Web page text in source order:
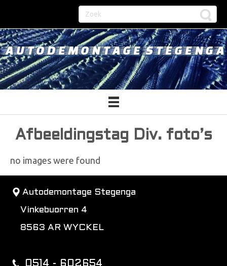
AUTODEMONTAGE STEGENGA
Afbeeldingstag Div. foto’s
no images were found
Autodemontage Stegenga
Vinkebuorren 4
8563 AR WYCKEL
0514 - 602654